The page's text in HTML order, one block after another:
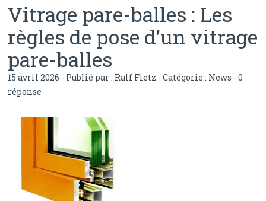
Vitrage pare-balles : Les
règles de pose d’un vitrage
pare-balles
15 avril 2026 - Publié par : Ralf Fietz - Catégorie : News -0
réponse